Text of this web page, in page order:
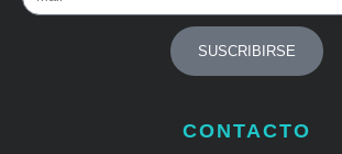
SUSCRIBIRSE
CONTACTO